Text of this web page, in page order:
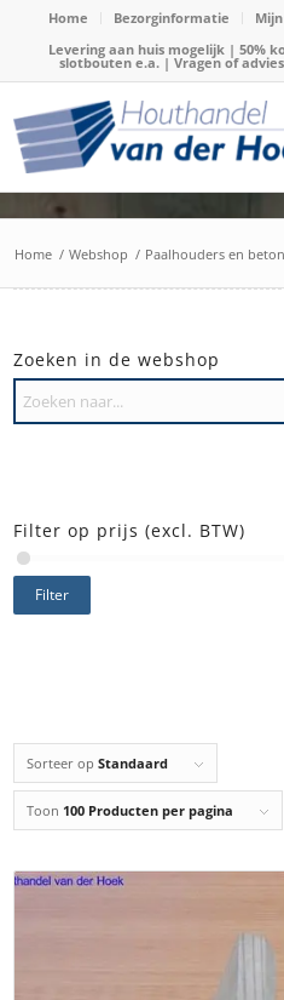
Home Bezorginformatie
Levering aan huis mogelijk | 50%
slotbouten e.a. | Vragen of
Home / Webshop / Paalhouders en
Sorteer opStandaard
Toon 100 Producten per pagina
Zoeken in de webshop
Filter op prijs (excl. BTW)
Filter